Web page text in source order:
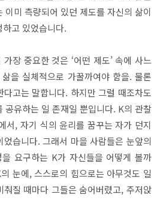
이미 측량되어 있던 제도를 자신의 삶이
고 있었습니다.
장 중요한 것은 ‘어떤 제도’ 속에 사느
을 실체적으로 가꿀까여야 함을. 물론
고는 말합니다. 하지만 그럴 때조차도
공유하는 일 존재일 뿐입니다. K의 관찰
서, 자기 식의 윤리를 꿈꾸는 자가 던지
습니다. 그래서 마을 사람들은 눈앞의
요구하는 K가 자신들을 어떻게 볼까
눈에, 스스로의 힘으로는 아무것도 일
질 때마다 그들은 숨어버렸고, 주저앉